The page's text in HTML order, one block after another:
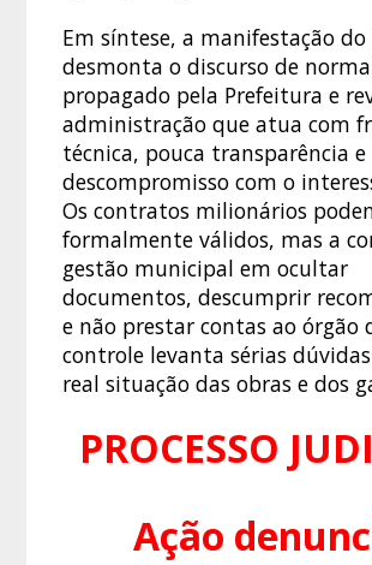
Em síntese, a manifestação do
desmonta o discurso de
propagado pela Prefeitura e
administração que atua com
técnica, pouca transparência e
descompromisso com o
Os contratos milionários
formalmente válidos, mas a
gestão municipal em ocultar
documentos, descumprir
e não prestar contas ao órgão
controle levanta sérias
real situação das obras e dos
PROCESSO
Ação